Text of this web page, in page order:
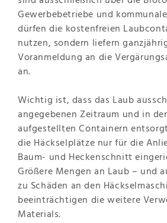
Gewerbebetriebe und
dürfen die kostenfreien
nutzen, sondern liefern
Voranmeldung an die
an.
Wichtig ist, dass das Laub
angegebenen Zeitraum und in
aufgestellten Containern
die Häckselplätze nur für die
Baum- und Heckenschnitt
Größere Mengen an Laub – und
zu Schäden an den
beeinträchtigen die weitere
Materials.